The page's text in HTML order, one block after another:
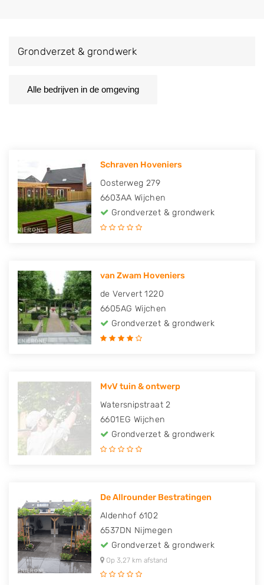
Grondverzet & grondwerk
Alle bedrijven in de omgeving
Schraven Hoveniers
Oosterweg 279
6603AA Wijchen
Grondverzet & grondwerk
van Zwam Hoveniers
de Ververt 1220
6605AG Wijchen
Grondverzet & grondwerk
MvV tuin & ontwerp
Watersnipstraat 2
6601EG Wijchen
Grondverzet & grondwerk
De Allrounder Bestratingen
Aldenhof 6102
6537DN Nijmegen
Grondverzet & grondwerk
Op 3,27 km afstand